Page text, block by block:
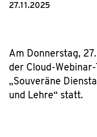
27.11.2025
Am Donnerstag,
der Cloud-
„Souveräne
und Lehre“ statt.